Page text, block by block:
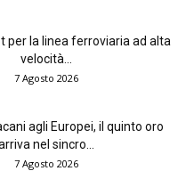
per la linea ferroviaria ad alta
velocità...
7 Agosto 2026
agli Europei, il quinto oro
nel sincro...
7 Agosto 2026